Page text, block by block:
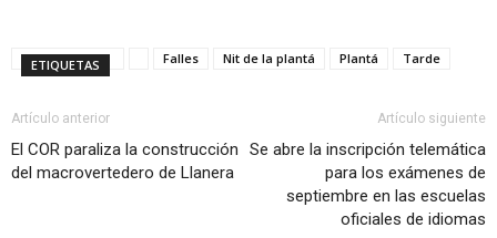
ETIQUETAS Falles Nit de la plantá Plantá Tarde
Artículo anterior
El COR paraliza la construcción
del macrovertedero de Llanera
Artículo siguiente
Se abre la inscripción telemática
para los exámenes de
septiembre en las escuelas
oficiales de idiomas